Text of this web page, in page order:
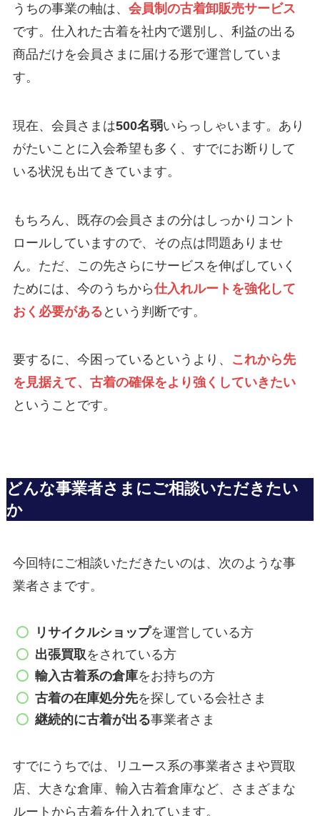
うちの事業の軸は、 会員制の古着卸販売サービス
です。仕入れた古着を社内で選別し、利益の出る
商品だけを会員さまに届ける形で運営していま
す。
現在、会員さまは500名弱いらっしゃいます。あり
がたいことに入会希望も多く、すでにお断りして
いる状況も出てきています。
もちろん、既存の会員さまの分はしっかりコント
ロールしていますので、その点は問題ありませ
ん。ただ、この先さらにサービスを伸ばしていく
ためには、今のうちから仕入れルートを強化して
おく必要がある という判断です。
要するに、今困っているというより、
これから先
を見据えて、古着の確保をより強くしていきたい
ということです。
どんな事業者さまにご相談いただきたい
か
今回特にご相談いただきたいのは、次のような事
業者さまです。
リサイクルショップを運営している方
出張買取をされている方
輸入古着系の倉庫をお持ちの方
古着の在庫処分先を探している会社さま
継続的に古着が出る事業者さま
すでにうちでは、リユース系の事業者さまや買取
店、大きな倉庫、輸入古着倉庫など、さまざまな
ルートから古着を仕入れています。